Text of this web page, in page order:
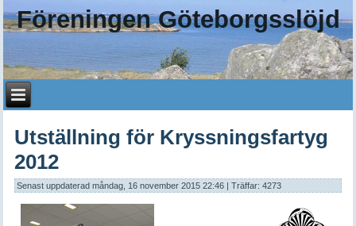
Föreningen Göteborgsslöjd
Utställning för Kryssningsfartyg
2012
Senast uppdaterad måndag, 16 november 2015 22:46 | Träffar: 4273